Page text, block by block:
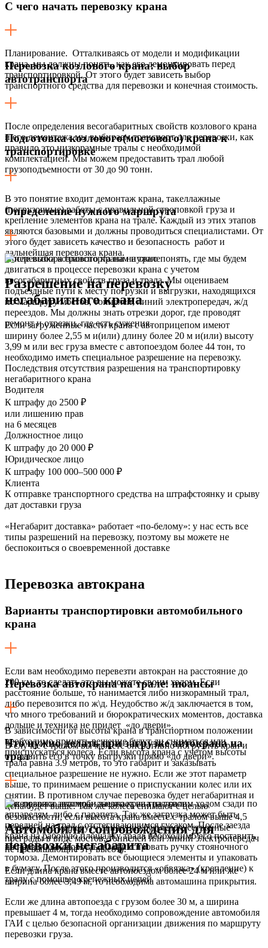
С чего начать перевозку крана
Планирование. Отталкиваясь от модели и модификации
крана, мы должны понять, как его демонтировать перед
транспортировкой. От этого будет зависеть выбор
транспортного средства для перевозки и конечная стоимость.
Перевозка козлового крана: выбор
автотранспорта
После определения весогабаритных свойств козлового крана
и его демонтажа мы выбираем транспорт для перевозки, как
правило это низкорамные тралы с необходимой
комплектацией. Мы можем предоставить трал любой
грузоподъемности от 30 до 90 тонн.
Подготовка козлового(мостового) крана к
транспортировке
В это понятие входит демонтаж крана, такеллажные
(погрузочные) работы с правильной строповкой груза и
крепление элементов крана на трале. Каждый из этих этапов
являются базовыми и должны проводиться специалистами. От
этого будет зависеть качество и безопасность работ и
дальнейшая перевозка крана.
Определение нужного маршрута
После выбора транспорта нам нужно понять, где мы будем
двигаться в процессе перевозки крана с учетом
весогабаритных свойств груза и трала. Мы оцениваем
подъездные пути к месту погрузки и выгрузки, находящихся
по маршруту мостов, тоннелей, линий электропередач, ж/д
переездов. Мы должны знать отрезки дорог, где проводят
ремонт и отрезки, где есть сужения.
Разрешение на перевозку
негабаритного крана
Если загруженные части крана с автоприцепом имеют
ширину более 2,55 м и(или) длину более 20 м и(или) высоту
3,99 м или вес груза вместе с автопоездом более 44 тон, то
необходимо иметь специальное разрешение на перевозку.
Последствия отсутствия разрешения на транспортировку
негабаритного крана
Водителя
К штрафу до 2500 ₽
или лишению прав
на 6 месяцев
Должностное лицо
К штрафу до 20 000 ₽
Юридическое лицо
К штрафу 100 000–500 000 ₽
Клиента
К отправке транспортного средства на штрафстоянку и срыву
дат доставки груза
«Негабарит доставка» работает «по-белому»: у нас есть все
типы разрешений на перевозку, поэтому вы можете не
беспокоиться о своевременной доставке
Перевозка автокрана
Варианты транспортировки автомобильного
крана
Если вам необходимо перевезти автокран на расстояние до
200 км, то сделать это вы можете своим ходом. Если
расстояние больше, то нанимается либо низкорамный трал,
либо перевозится по ж\д. Неудобство ж/д заключается в том,
что много требований и бюрократических моментов, доставка
дольше и техника не придет «до двери».
В случае с тралом вы можете оперативно погрузить кран и
отправить его в точку выгрузки прямо «до двери».
Перевозка автокрана на трале: нюансы
В зависимости от высоты крана в транспортном положении
необходимо принять решение будут ли сниматься или
приспускаться колеса. Если высота крана с учетом высоты
трала равна 3.9 метров, то это габарит и заказывать
специальное разрешение не нужно. Если же этот параметр
выше, то принимаем решение о приспускании колес или их
снятии. В противном случае перевозка будет негабаритная и
цена будет выше. Так же колеса снимают с целью
безопасности, если высота крана вместе с тралом выше 4,5
метров, а по маршруту движения будут искусственные
преграды в виде мостов, тоннелей или линий электропередач
не превышающие эту высоту.
Что нужно делать при загрузке автокрана на
трал
Как правило автокран заезжает на трал своим ходом сзади по
аппарелям, либо с парапета. Так же загрузка может быть
передней на трал с отстегивающимся гусаком. После заезда
крана на рабочую площадку трала необходимо его поставить
на переднюю скорость и зафиксировать ручку стояночного
тормоза. Демонтировать все бьющиеся элементы и упаковать
в бумагу. После этого производится «обвязка» (крепление) к
тралу с помощью крепежных цепей
Автомобили сопровождениядля
перевозки негабарита
Если длина крана вместе автопоездом более 24 м или же
ширина более 3,49 м,то необходима автомашина прикрытия.
Если же длина автопоезда c грузом более 30 м, а ширина
превышает 4 м, тогда необходимо сопровождение автомобиля
ГАИ с целью безопасной организации движения по маршруту
перевозки груза.